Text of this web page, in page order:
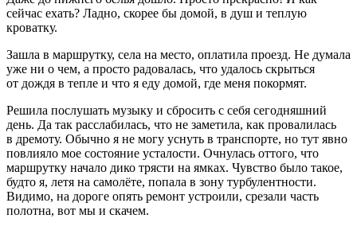
сейчас ехать? Ладно, скорее бы домой, в душ и теплую
кроватку.
Зашла в маршрутку, села на место, оплатила проезд. Не думала
уже ни о чем, а просто радовалась, что удалось скрыться
от дождя в тепле и что я еду домой, где меня покормят.
Решила послушать музыку и сбросить с себя сегодняшний
день. Да так расслабилась, что не заметила, как провалилась
в дремоту. Обычно я не могу уснуть в транспорте, но тут явно
повлияло мое состояние усталости. Очнулась оттого, что
маршрутку начало дико трясти на ямках. Чувство было такое,
будто я, летя на самолёте, попала в зону турбулентности.
Видимо, на дороге опять ремонт устроили, срезали часть
полотна, вот мы и скачем.